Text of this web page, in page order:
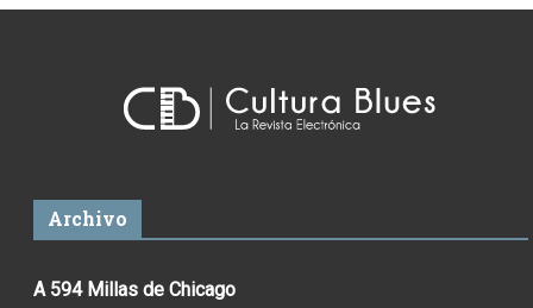
Archivo
A 594 Millas de Chicago